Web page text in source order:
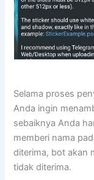
Selama proses
Anda ingin
sebaiknya Anda
memberi nama
diterima, bot akan
tidak diterima.